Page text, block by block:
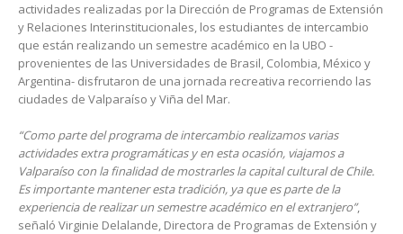
actividades realizadas por la Dirección de Programas de Extensión
y Relaciones Interinstitucionales, los estudiantes de intercambio
que están realizando un semestre académico en la UBO -
provenientes de las Universidades de Brasil, Colombia, México y
Argentina- disfrutaron de una jornada recreativa recorriendo las
ciudades de Valparaíso y Viña del Mar.
“Como parte del programa de intercambio realizamos varias
actividades extra programáticas y en esta ocasión, viajamos a
Valparaíso con la finalidad de mostrarles la capital cultural de Chile.
Es importante mantener esta tradición, ya que es parte de la
experiencia de realizar un semestre académico en el extranjero”,
señaló Virginie Delalande, Directora de Programas de Extensión y